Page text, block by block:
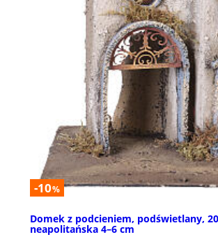
-10%
Domek z podcieniem, podświetlany,
neapolitańska 4–6 cm